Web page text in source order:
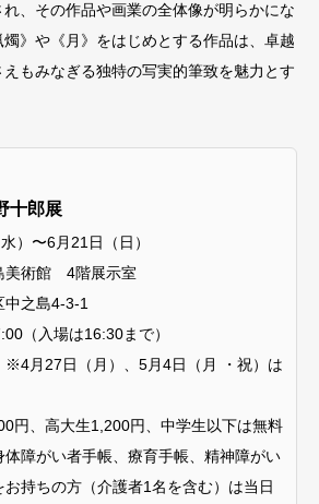
、その作品や画業の全体像が明らかにな
》や《⽉》をはじめとする作品は、卓越
もみなぎる独特の写実的筆致を魅⼒とす
⼗郎展
）〜6⽉21⽇（⽇）
術館 4階展⽰室
之島4-3-1
（⼊場は16:30まで）
⽉27⽇（⽉）、5⽉4⽇（⽉ ・祝）は
、高大生1,200円、中学生以下は無料
障がい者手帳、療育手帳、精神障がい
持ちの方（介護者1名を含む）は当日